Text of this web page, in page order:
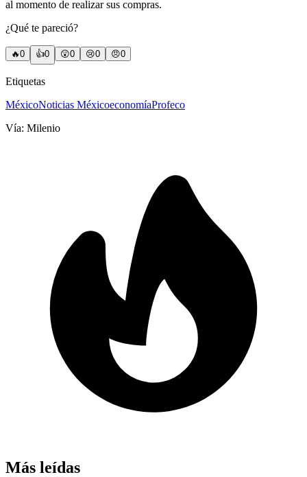
al momento de realizar sus compras.
¿Qué te pareció?
🔥0 👍0 😲0 😢0 😠0
Etiquetas
MéxicoNoticias MéxicoeconomíaProfeco
Vía: Milenio
Más leídas